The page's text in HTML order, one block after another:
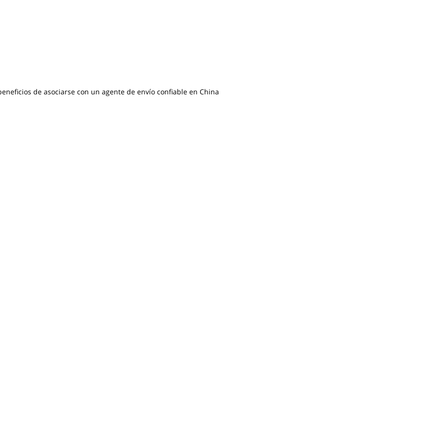
de asociarse con un agente de envío confiable en China